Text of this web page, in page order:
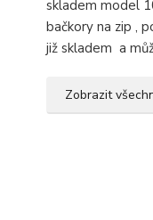
skladem model
bačkory na zip ,
již skladem a
Zobrazit